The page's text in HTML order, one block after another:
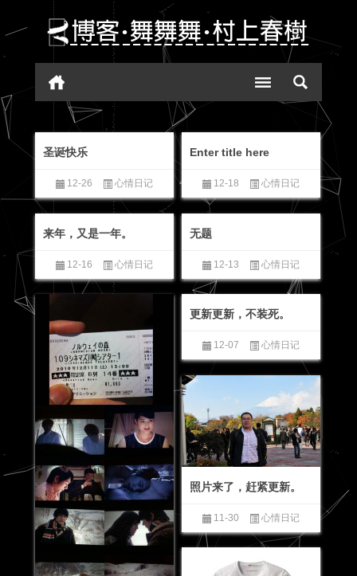
圣诞快乐
12-26 心情日记
Enter title here
12-18 心情日记
来年，又是一年。
12-16 心情日记
无题
12-13 心情日记
更新更新，不装死。
12-07 心情日记
照片来了，赶紧更新。
11-30 心情日记